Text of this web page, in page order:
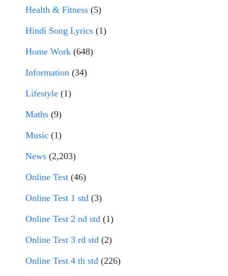
Health & Fitness (5)
Hindi Song Lyrics (1)
Home Work (648)
Information (34)
Lifestyle (1)
Maths (9)
Music (1)
News (2,203)
Online Test (46)
Online Test 1 std (3)
Online Test 2 nd std (1)
Online Test 3 rd std (2)
Online Test 4 th std (226)